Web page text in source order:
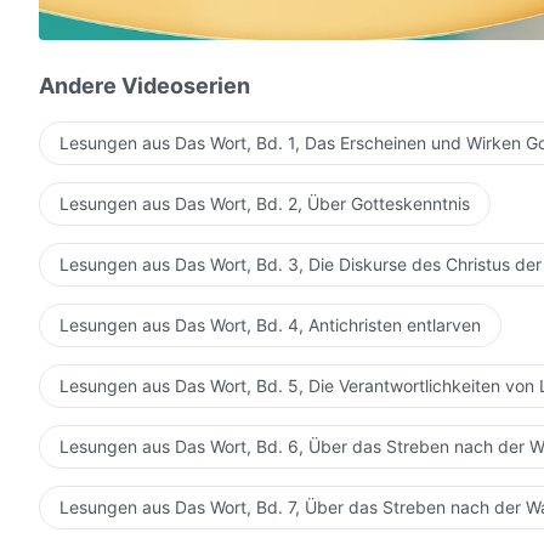
Ich entsage allem und wende mich für Dich auf – Du
Wenn Du Deine Gestalt änderst, werde ich Deine
Ich folge Dir den ganzen Weg, ich werde immer
Wenn Du Deine Gestalt änderst, werde ich Deine
Mühsal und stets geschäftig unterwegs zu sein
bereitet mir keine Schmerzen, denn Du bist bei mir.
Obwohl ich Dein Gesicht nicht sehen kann,
liebt mein Herz Dich immer noch, und Du bist in
Andere Videoserien
Lesungen aus Das Wort, Bd. 1, Das Erscheinen und Wirken
Lesungen aus Das Wort, Bd. 2, Über Gotteskenntnis
Lesungen aus Das Wort, Bd. 3, Die Diskurse des Christus
Lesungen aus Das Wort, Bd. 4, Antichristen entlarven
Lesungen aus Das Wort, Bd. 5, Die Verantwortlichkeiten
Lesungen aus Das Wort, Bd. 6, Über das Streben nach der
Lesungen aus Das Wort, Bd. 7, Über das Streben nach der